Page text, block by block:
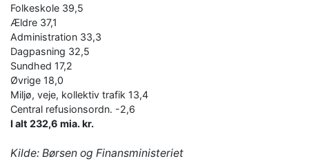
Folkeskole 39,5
Ældre 37,1
Administration 33,3
Dagpasning 32,5
Sundhed 17,2
Øvrige 18,0
Miljø, veje, kollektiv trafik 13,4
Central refusionsordn. -2,6
I alt 232,6 mia. kr.
Kilde: Børsen og Finansministeriet